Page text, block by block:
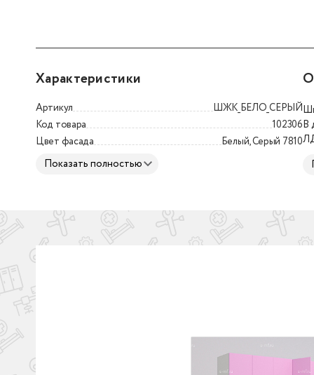
Характеристики
Артикул
ШЖК_БЕЛО_СЕРЫЙ
Код товара
102306
Цвет фасада
Белый, Серый 7810
Показать полностью
В